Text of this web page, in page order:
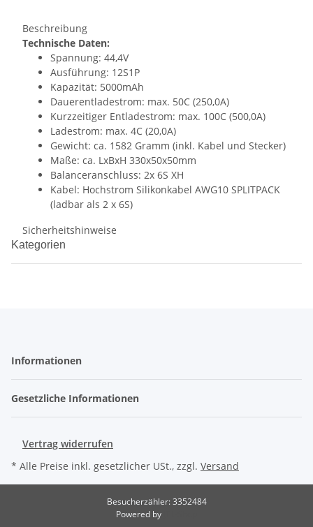
Beschreibung
Technische Daten:
Spannung: 44,4V
Ausführung: 12S1P
Kapazität: 5000mAh
Dauerentladestrom: max. 50C (250,0A)
Kurzzeitiger Entladestrom: max. 100C (500,0A)
Ladestrom: max. 4C (20,0A)
Gewicht: ca. 1582 Gramm (inkl. Kabel und Stecker)
Maße: ca. LxBxH 330x50x50mm
Balanceranschluss: 2x 6S XH
Kabel: Hochstrom Silikonkabel AWG10 SPLITPACK
(ladbar als 2 x 6S)
Sicherheitshinweise
Kategorien
Informationen
Gesetzliche Informationen
Vertrag widerrufen
* Alle Preise inkl. gesetzlicher USt., zzgl. Versand
Besucherzähler: 3352484
Powered by